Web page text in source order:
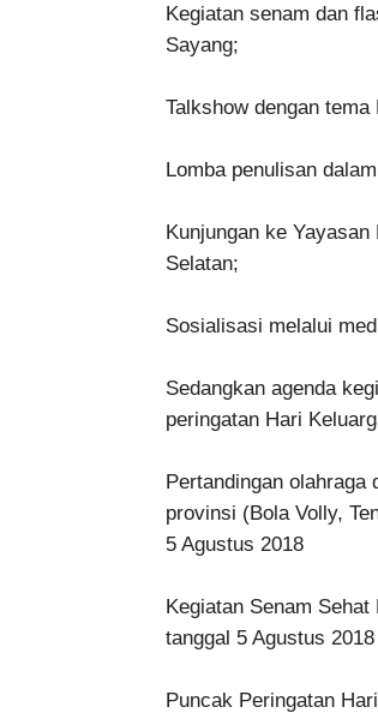
Kegiatan senam dan
Sayang;
Talkshow dengan
Lomba penulisan
Kunjungan ke
Selatan;
Sosialisasi melalui
Sedangkan agenda
peringatan Hari
Pertandingan olahraga
provinsi (Bola Volly,
5 Agustus 2018
Kegiatan Senam
tanggal 5 Agustus 2018
Puncak Peringatan